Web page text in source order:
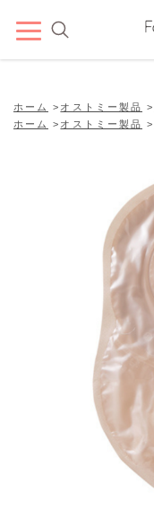
ホーム > オストミー製品 >
ホーム
> オストミー製品 >